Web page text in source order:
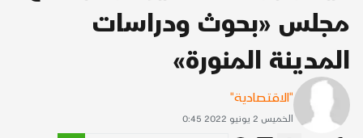
مجلس «بحوث ودراسات
المدينة المنورة»
"الاقتصادية"
الخميس 2 يونيو 2022 0:45